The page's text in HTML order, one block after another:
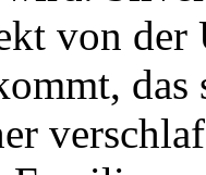
von der